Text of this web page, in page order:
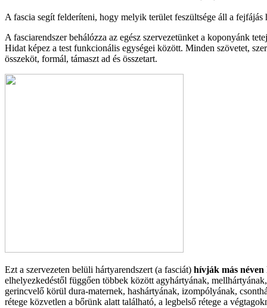
A fascia segít felderíteni, hogy melyik terület feszültsége áll a fejfájás
A fasciarendszer behálózza az egész szervezetünket a koponyánk
Hidat képez a test funkcionális egységei között. Minden szövetet,
összeköt, formál, támaszt ad és összetart.
Ezt a szervezeten belüli hártyarendszert (a fasciát) hívják más néven
elhelyezkedéstől függően többek között agyhártyának,
gerincvelő körül dura-maternek, hashártyának, izompólyának,
rétege közvetlen a bőrünk alatt található, a legbelső rétege a